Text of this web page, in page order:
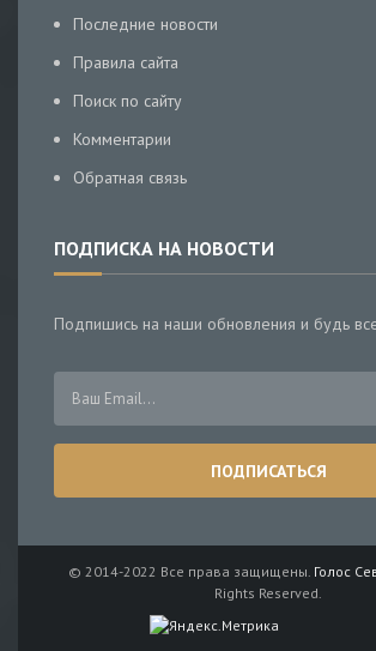
Последние новости
Правила сайта
Поиск по сайту
Комментарии
Обратная связь
ПОДПИСКА НА НОВОСТИ
Подпишись на наши обновления и будь
© 2014-2022 Все права защищены. Голос
Rights Reserved.